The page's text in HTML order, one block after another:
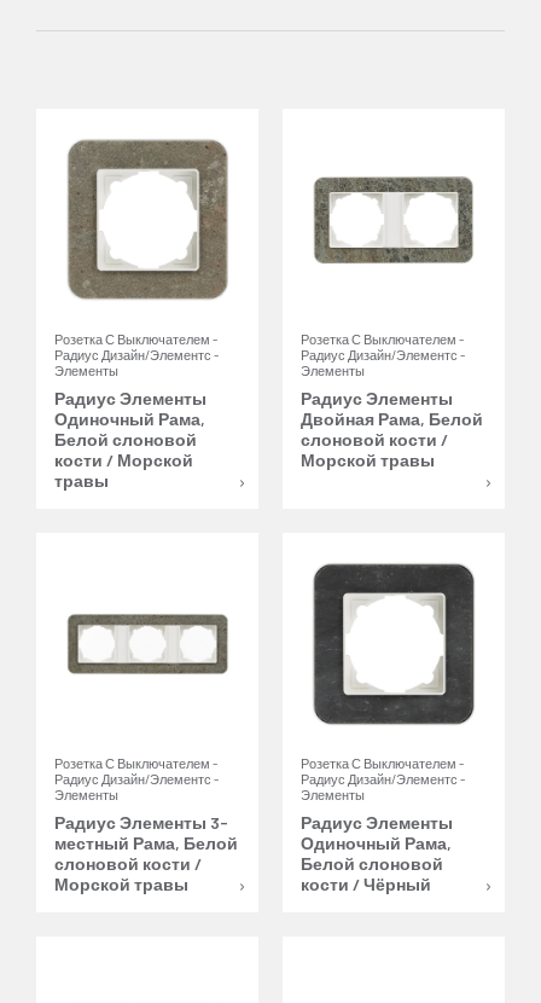
Розетка С Выключателем -
Радиус Дизайн/Элементс -
Элементы
Радиус Элементы
Одиночный Рама,
Белой слоновой
кости / Морской
травы
Розетка С Выключателем -
Радиус Дизайн/Элементс -
Элементы
Радиус Элементы
Двойная Рама, Белой
слоновой кости /
Морской травы
Розетка С Выключателем -
Радиус Дизайн/Элементс -
Элементы
Радиус Элементы 3-
местный Рама, Белой
слоновой кости /
Морской травы
Розетка С Выключателем -
Радиус Дизайн/Элементс -
Элементы
Радиус Элементы
Одиночный Рама,
Белой слоновой
кости / Чёрный